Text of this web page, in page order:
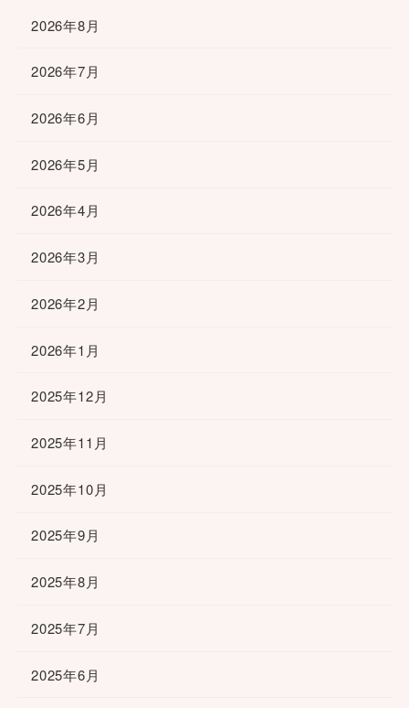
2026年8月
2026年7月
2026年6月
2026年5月
2026年4月
2026年3月
2026年2月
2026年1月
2025年12月
2025年11月
2025年10月
2025年9月
2025年8月
2025年7月
2025年6月